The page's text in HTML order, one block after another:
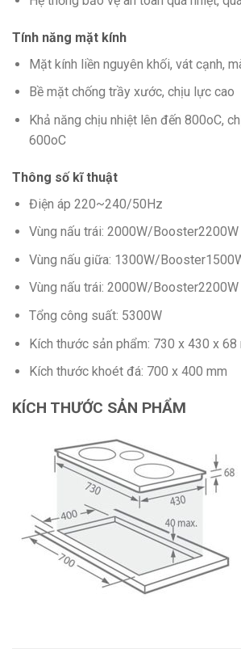
Tính năng mặt kính
Mặt kính liền nguyên khối, vát cạnh,
Bề mặt chống trầy xước, chịu lực cao
Khả năng chịu nhiệt lên đến 800oC,
600oC
Thông số kĩ thuật
Điện áp 220~240/50Hz
Vùng nấu trái: 2000W/Booster2200W
Vùng nấu giữa: 1300W/
Vùng nấu trái: 2000W/Booster2200W
Tổng công suất: 5300W
Kích thước sản phẩm: 730 x 430 x 68
Kích thước khoét đá: 700 x 400 mm
KÍCH THƯỚC SẢN PHẨM